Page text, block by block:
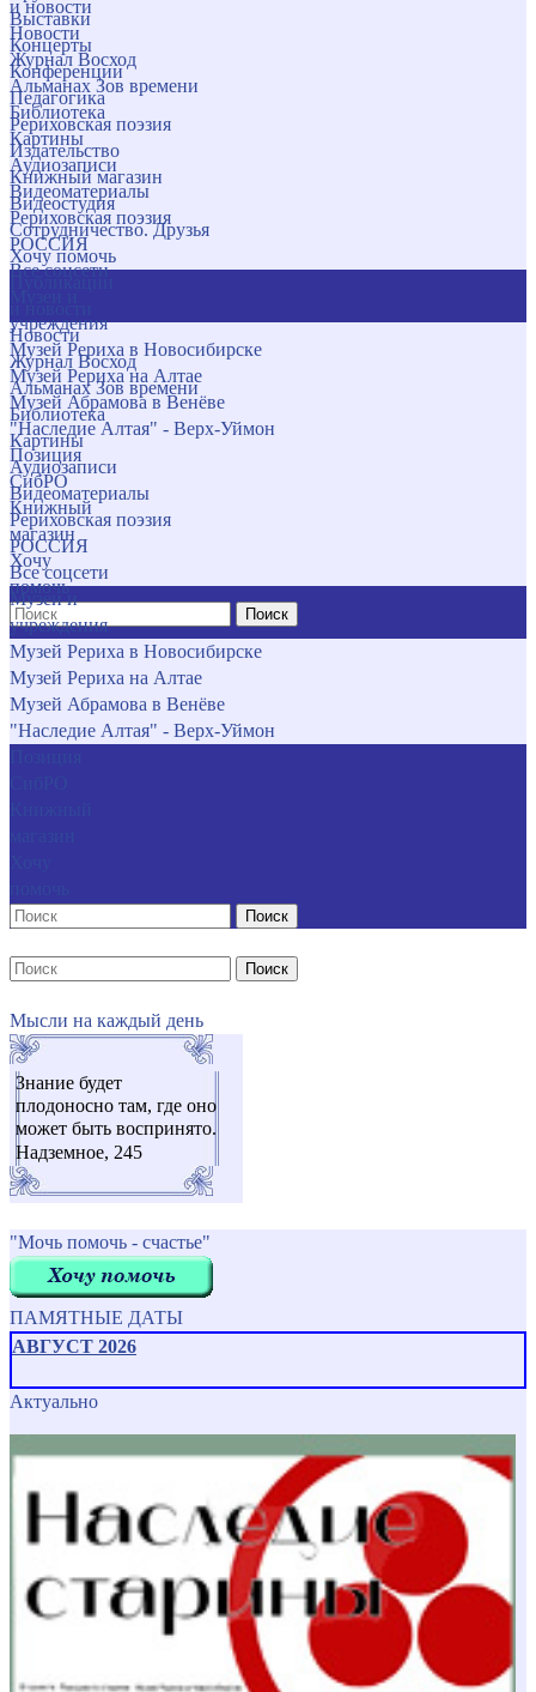
и новости
Новости
Журнал Восход
Альманах Зов времени
Библиотека
Картины
Аудиозаписи
Видеоматериалы
Рериховская поэзия
РОССИЯ
Все соцсети
учреждения
Музей Рериха в Новосибирске
Музей Рериха на Алтае
Музей Абрамова в Венёве
"Наследие Алтая" - Верх-Уймон
Позиция
СибРО
Книжный
магазин
Хочу
помочь
Поиск
Выставки
Концерты
Конференции
Педагогика
Рериховская поэзия
Издательство
Книжный магазин
Видеостудия
Сотрудничество. Друзья
Хочу помочь
Новости
Журнал Восход
Альманах Зов времени
Библиотека
Картины
Аудиозаписи
Видеоматериалы
Рериховская поэзия
РОССИЯ
Все соцсети
Музеи и
учреждения
Музей Рериха в Новосибирске
Музей Рериха на Алтае
Музей Абрамова в Венёве
"Наследие Алтая" - Верх-Уймон
Поиск
Поиск
Мысли на каждый день
Знание будет
плодоносно там, где оно
может быть воспринято.
Надземное, 245
"Мочь помочь - счастье"
ПАМЯТНЫЕ ДАТЫ
АВГУСТ 2026
Актуально